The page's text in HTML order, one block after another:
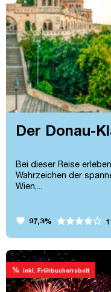
Der Donau-
Bei dieser Reise
Wahrzeichen der
Wien,...
favorite 97,3%
% inkl. Frühbucherrabatt